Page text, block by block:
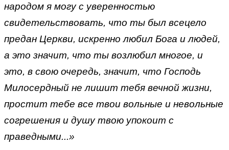
народом я могу с уверенностью
свидетельствовать, что ты был всецело
предан Церкви, искренно любил Бога и людей,
а это значит, что ты возлюбил многое, и
это, в свою очередь, значит, что Господь
Милосердный не лишит тебя вечной жизни,
простит тебе все твои вольные и невольные
согрешения и душу твою упокоит с
праведными...»